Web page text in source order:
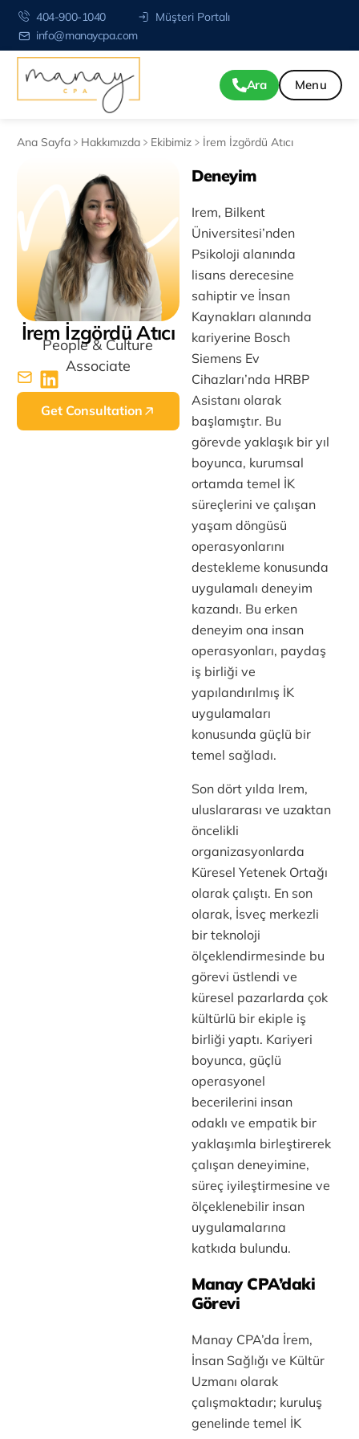
404-900-1040
info@manaycpa.com
Müşteri Portalı
Ara
Ana Sayfa Hakkımızda Ekibimiz İrem İzgördü Atıcı
İrem İzgördü Atıcı
People & Culture
Associate
Get Consultation
Deneyim
Irem, Bilkent
Üniversitesi’nden
Psikoloji alanında
lisans derecesine
sahiptir ve İnsan
Kaynakları alanında
kariyerine Bosch
Siemens Ev
Cihazları’nda HRBP
Asistanı olarak
başlamıştır. Bu
görevde yaklaşık bir yıl
boyunca, kurumsal
ortamda temel İK
süreçlerini ve çalışan
yaşam döngüsü
operasyonlarını
destekleme konusunda
uygulamalı deneyim
kazandı. Bu erken
deneyim ona insan
operasyonları, paydaş
iş birliği ve
yapılandırılmış İK
uygulamaları
konusunda güçlü bir
temel sağladı.
Son dört yılda Irem,
uluslararası ve uzaktan
öncelikli
organizasyonlarda
Küresel Yetenek Ortağı
olarak çalıştı. En son
olarak, İsveç merkezli
bir teknoloji
ölçeklendirmesinde bu
görevi üstlendi ve
küresel pazarlarda çok
kültürlü bir ekiple iş
birliği yaptı. Kariyeri
boyunca, güçlü
operasyonel
becerilerini insan
odaklı ve empatik bir
yaklaşımla birleştirerek
çalışan deneyimine,
süreç iyileştirmesine ve
ölçeklenebilir insan
uygulamalarına
katkıda bulundu.
Manay CPA’daki
Görevi
Manay CPA’da İrem,
İnsan Sağlığı ve Kültür
Uzmanı olarak
çalışmaktadır; kuruluş
genelinde temel İK